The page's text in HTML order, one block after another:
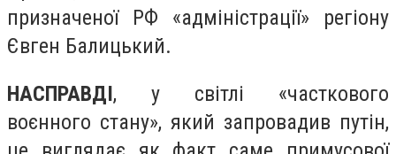
призначеної РФ «адміністрації» регіону
Євген Балицький.
НАСПРАВДІ, у світлі «часткового
воєнного стану», який запровадив путін,